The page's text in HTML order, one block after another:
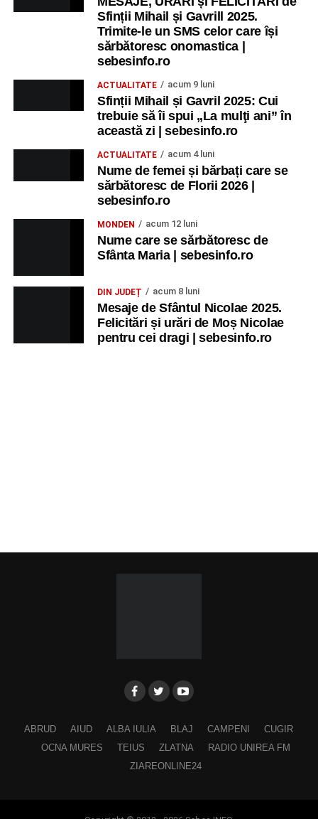
Sfinții Mihail și Gavrill 2025.
Trimite-le un SMS celor care își
sărbătoresc onomastica |
sebesinfo.ro
ACTUALITATE acum 9 luni
Sfinții Mihail și Gavril 2025: Cui
trebuie să îi spui „La mulţi ani” în
această zi | sebesinfo.ro
ACTUALITATE acum 4 luni
Nume de femei și bărbați care se
sărbătoresc de Florii 2026 |
sebesinfo.ro
MONDEN acum 12 luni
Nume care se sărbătoresc de
Sfânta Maria | sebesinfo.ro
DIN JUDEȚ acum 8 luni
Mesaje de Sfântul Nicolae 2025.
Felicitări și urări de Moș Nicolae
pentru cei dragi | sebesinfo.ro
ABRUD AIUD ALBA IULIA BLAJ CAMPENI
CUGIR
OCNA MURES
TEIUS ZLATNA
RADIO UNIREA FM
ZIAREONLINE24